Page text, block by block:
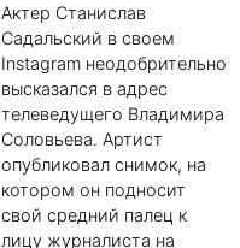
Актер Станислав
Садальский в своем
Instagram неодобрительно
высказался в адрес
телеведущего Владимира
Соловьева. Артист
опубликовал снимок, на
котором он подносит
свой средний палец к
лицу журналиста на